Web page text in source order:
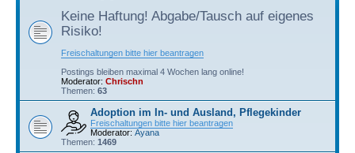
Keine Haftung! Abgabe/Tausch auf eigenes
Risiko!
Freischaltungen bitte hier beantragen
Postings bleiben maximal 4 Wochen lang online!
Moderator: Chrischn
Themen: 63
Adoption im In- und Ausland, Pflegekinder
Freischaltungen bitte hier beantragen
Moderator: Ayana
Themen: 1469